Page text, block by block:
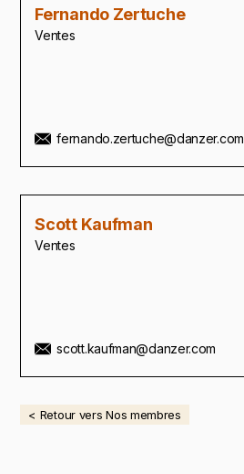
Fernando Zertuche
Ventes
fernando.zertuche@danzer.com
Scott Kaufman
Ventes
scott.kaufman@danzer.com
< Retour vers Nos membres